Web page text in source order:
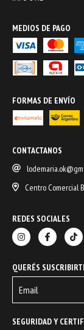
MEDIOS DE PAGO
FORMAS DE ENVÍO
CONTACTANOS
Centro Comercial
REDES SOCIALES
QUERÉS
SEGURIDAD Y